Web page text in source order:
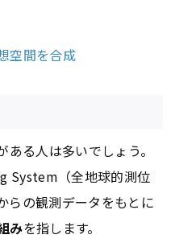
空間を合成
る人は多いでしょう。
System（全地球的測位
らの観測データをもとに
みを指します。